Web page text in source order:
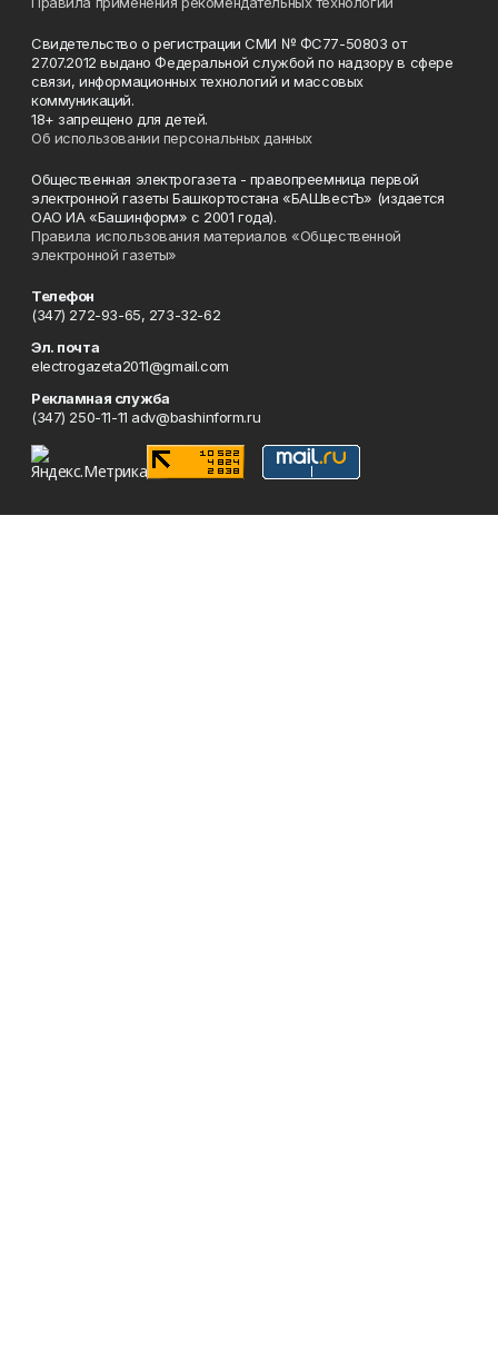
Свидетельство о регистрации СМИ № ФС77-50803 от
27.07.2012 выдано Федеральной службой по надзору в сфере
связи, информационных технологий и массовых
коммуникаций.
18+ запрещено для детей.
Об использовании персональных данных
Общественная электрогазета - правопреемница первой
электронной газеты Башкортостана «БАШвестЪ» (издается
ОАО ИА «Башинформ» с 2001 года).
Правила использования материалов «Общественной
электронной газеты»
Телефон
(347) 272-93-65, 273-32-62
Эл. почта
electrogazeta2011@gmail.com
Рекламная служба
(347) 250-11-11 adv@bashinform.ru